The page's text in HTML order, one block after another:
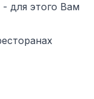
для этого Вам